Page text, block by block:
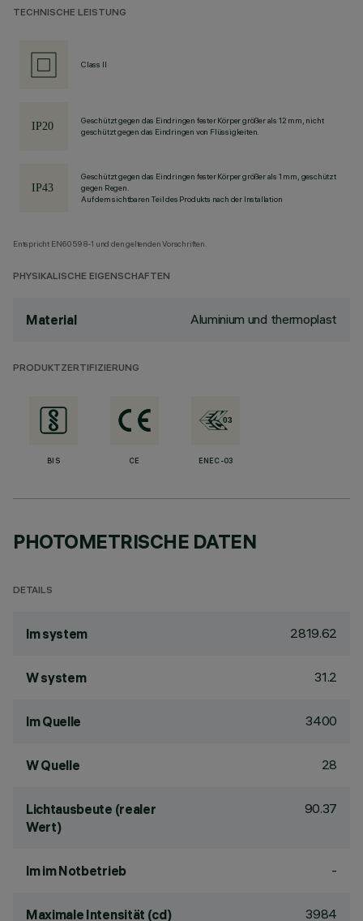
TECHNISCHE LEISTUNG
Class II
Geschützt gegen das Eindringen fester Körper größer als 12 mm, nicht
geschützt gegen das Eindringen von Flüssigkeiten.
Geschützt gegen das Eindringen fester Körper größer als 1 mm, geschützt
gegen Regen.
Auf dem sichtbaren Teil des Produkts nach der Installation
Entspricht EN60598-1 und den geltenden Vorschriften.
PHYSIKALISCHE EIGENSCHAFTEN
Material Aluminium und thermoplast
PRODUKTZERTIFIZIERUNG
BIS CE ENEC-03
PHOTOMETRISCHE DATEN
DETAILS
lm system 2819.62
W system 31.2
lm Quelle 3400
W Quelle 28
Lichtausbeute (realer
Wert)
90.37
lm im Notbetrieb -
Maximale Intensität (cd) 3984